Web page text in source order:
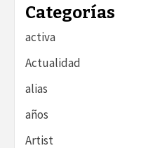
Categorías
activa
Actualidad
alias
años
Artist